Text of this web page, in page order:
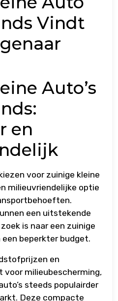
Vindt
Auto’s
en
voor zuinige kleine
milieuvriendelijke optie
een uitstekende
is naar een zuinige
beperkter budget.
en
voor milieubescherming,
steeds populairder
Deze compacte